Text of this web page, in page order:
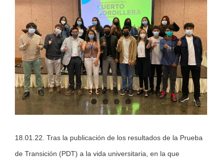
Image
18.01.22. Tras la publicación de los resultados de la Prueba
de Transición (PDT) a la vida universitaria, en la que